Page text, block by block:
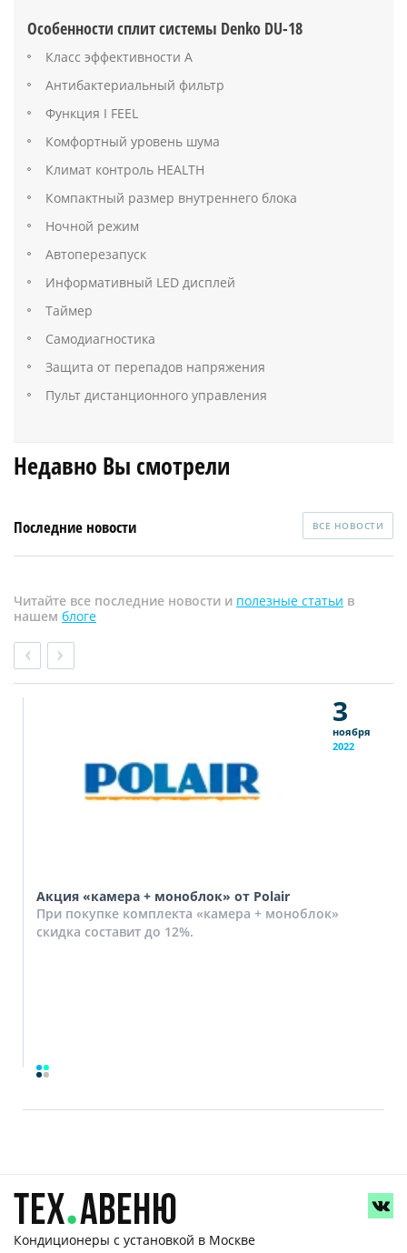
Особенности сплит системы Denko DU-18
Класс эффективности А
Антибактериальный фильтр
Функция I FEEL
Комфортный уровень шума
Климат контроль HEALTH
Компактный размер внутреннего блока
Ночной режим
Автоперезапуск
Информативный LED дисплей
Таймер
Самодиагностика
Защита от перепадов напряжения
Пульт дистанционного управления
Недавно Вы смотрели
Последние новости ВСЕ НОВОСТИ
Читайте все последние новости и полезные статьи в
нашем блоге
3
ноября
2022
Акция «камера + моноблок» от Polair
При покупке комплекта «камера + моноблок»
скидка составит до 12%.
Кондиционеры с установкой в Москве